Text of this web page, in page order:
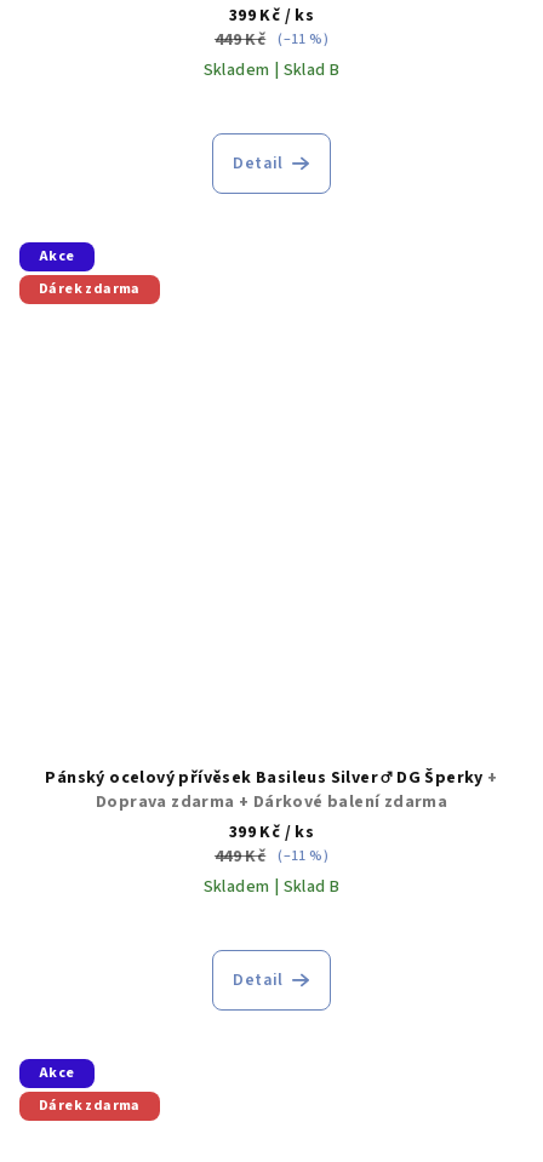
399 Kč / ks
449 Kč (–11 %)
Skladem | Sklad B
Detail
Akce
Dárek zdarma
Pánský ocelový přívěsek Basileus Silver ♂️ DG Šperky +
Doprava zdarma + Dárkové balení zdarma
399 Kč / ks
449 Kč (–11 %)
Skladem | Sklad B
Detail
Akce
Dárek zdarma